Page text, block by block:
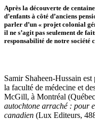
Après la découverte de
d’enfants à côté d’anciens
parler d’un « projet colonial
il ne s’agit pas seulement de
responsabilité de notre société
Samir Shaheen-Hussain
la faculté de médecine et
McGill, à Montréal
autochtone arraché : pour
canadien (Lux Editeurs,